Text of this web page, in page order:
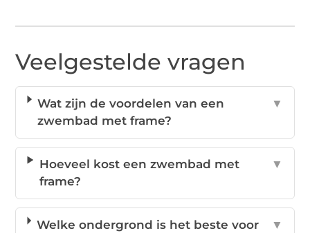
Veelgestelde vragen
Wat zijn de voordelen van een
zwembad met frame?
▼
Hoeveel kost een zwembad met
frame?
▼
Welke ondergrond is het beste voor
▼